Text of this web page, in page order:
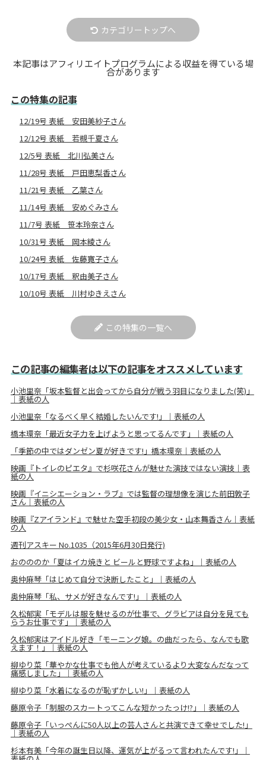
カテゴリートップへ
本記事はアフィリエイトプログラムによる収益を得ている場
合があります
この特集の記事
12/19号 表紙 安田美紗子さん
12/12号 表紙 若槻千夏さん
12/5号 表紙 北川弘美さん
11/28号 表紙 戸田恵梨香さん
11/21号 表紙 乙葉さん
11/14号 表紙 安めぐみさん
11/7号 表紙 笹本玲奈さん
10/31号 表紙 岡本綾さん
10/24号 表紙 佐藤寛子さん
10/17号 表紙 釈由美子さん
10/10号 表紙 川村ゆきえさん
この特集の一覧へ
この記事の編集者は以下の記事をオススメしています
小池里奈「坂本監督と出会ってから自分が戦う羽目になりました(笑)」
｜表紙の人
小池里奈「なるべく早く結婚したいんです!」｜表紙の人
橋本環奈「最近女子力を上げようと思ってるんです」｜表紙の人
「季節の中ではダンゼン夏が好きです!」橋本環奈｜表紙の人
映画『トイレのピエタ』で杉咲花さんが魅せた演技ではない演技｜表
紙の人
映画『イニシエーション・ラブ』では監督の理想像を演じた前田敦子
さん｜表紙の人
映画『Zアイランド』で魅せた空手初段の美少女・山本舞香さん｜表紙
の人
週刊アスキー No.1035（2015年6月30日発行)
おのののか「夏はイカ焼きと ビールと野球ですよね」｜表紙の人
奥仲麻琴「はじめて自分で決断したこと」｜表紙の人
奥仲麻琴「私、サメが好きなんです!」｜表紙の人
久松郁実「モデルは服を魅せるのが仕事で、グラビアは自分を見ても
らうお仕事です」｜表紙の人
久松郁実はアイドル好き「モーニング娘。の曲だったら、なんでも歌
えます！」｜表紙の人
柳ゆり菜「華やかな仕事でも他人が考えているより大変なんだなって
痛感しました」｜表紙の人
柳ゆり菜「水着になるのが恥ずかしい!」｜表紙の人
藤原令子「制服のスカートってこんな短かったっけ!?」｜表紙の人
藤原令子「いっぺんに50人以上の芸人さんと共演できて幸せでした!」
｜表紙の人
杉本有美「今年の誕生日以降、運気が上がるって言われたんです!」｜